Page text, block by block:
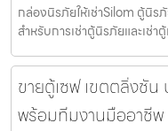
กล่องนิรภัยให้เช่าSilom ตู้นิร
สำหรับการเช่าตู้นิรภัยและเช่า
ขายตู้เซฟ เขตตลิ่งชั
พร้อมทีมงานมืออาชีพ